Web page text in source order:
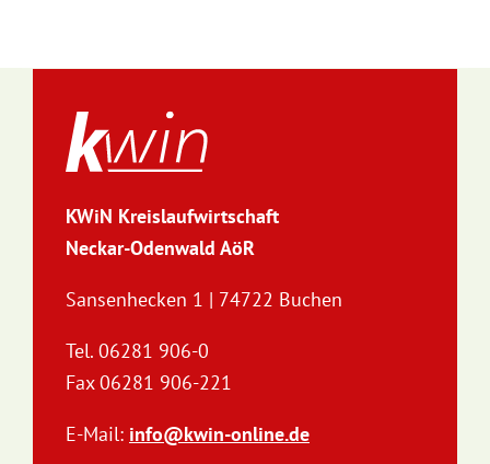
KWiN Kreislaufwirtschaft
Neckar-Odenwald AöR
Sansenhecken 1 | 74722 Buchen
Tel. 06281 906-0
Fax 06281 906-221
E-Mail: info@kwin-online.de